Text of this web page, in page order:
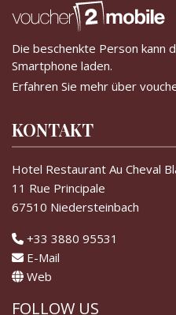
Die beschenkte Person kann
Smartphone laden.
Erfahren Sie mehr über
KONTAKT
Hotel Restaurant Au Cheval
11 Rue Principale
67510 Niedersteinbach
+33 3880 95531
E-Mail
Web
FOLLOW US